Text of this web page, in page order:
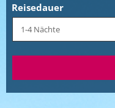
Reisedauer